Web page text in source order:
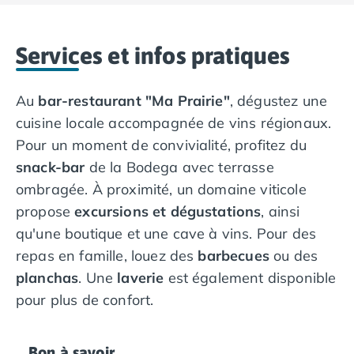
Camping en bord de mer Espagne
Camping en bord de mer France
Camping en bord de mer Gironde
Camping en bord de mer Les Landes
Camping en bord de mer Portugal
Camping en bord de mer Sardaigne
Camping en bord de mer Var
Camping Les Alpes
Camping Méditerranée
Camping Savoie
Camping Sud Ouest
Offres spéciales
Bons plans du moment
Services et infos pratiques
Au bar-restaurant "Ma Prairie", dégustez une
cuisine locale accompagnée de vins régionaux.
Pour un moment de convivialité, profitez du
snack-bar de la Bodega avec terrasse
ombragée. À proximité, un domaine viticole
propose excursions et dégustations, ainsi
qu'une boutique et une cave à vins. Pour des
repas en famille, louez des barbecuesou des
planchas. Une laverie est également disponible
pour plus de confort.